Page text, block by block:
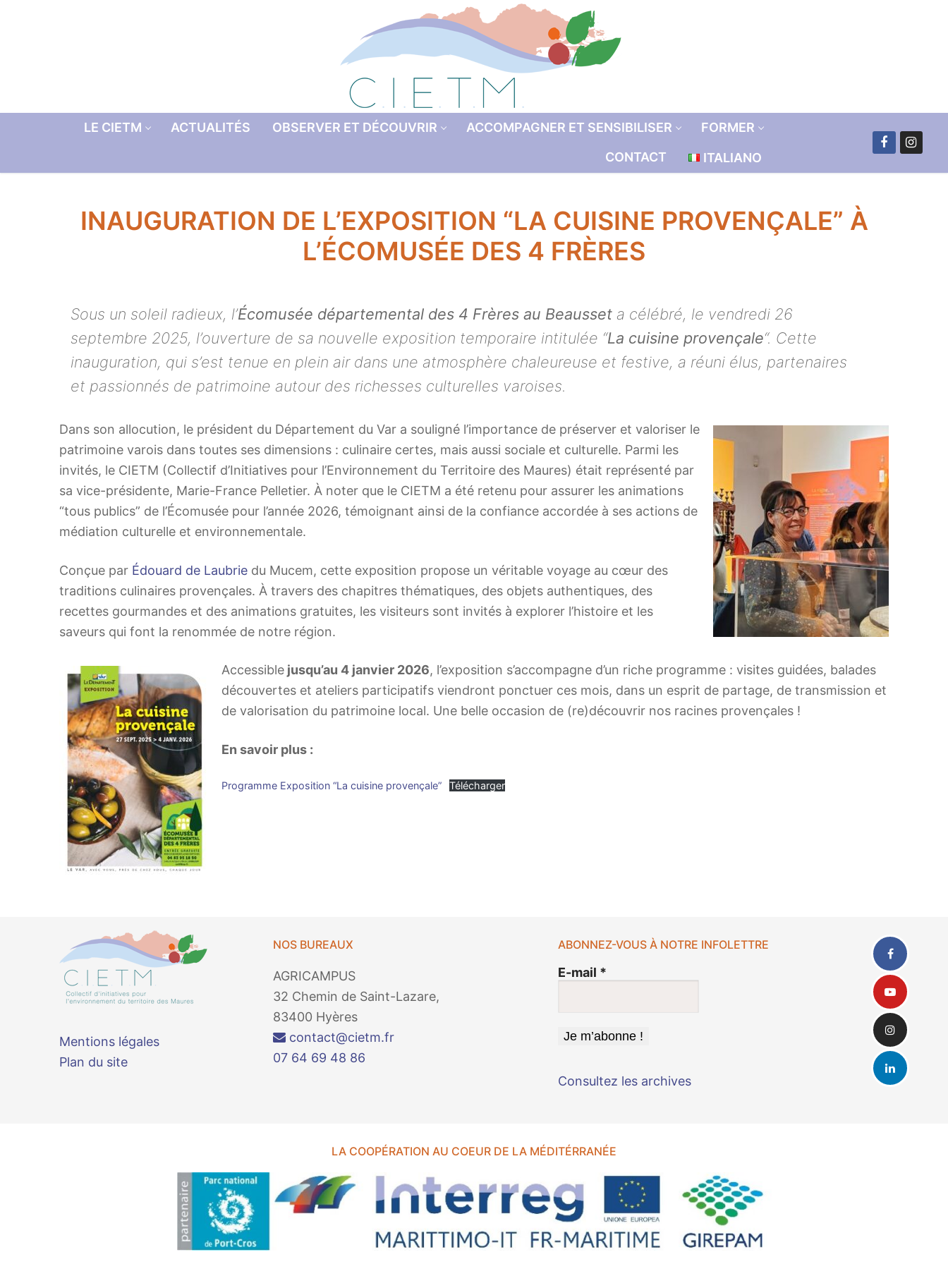
LE CIETM ACTUALITÉS OBSERVER ET DÉCOUVRIR ACCOMPAGNER ET SENSIBILISER
FORMER
CONTACT
ITALIANO
INAUGURATION DE L’EXPOSITION “LA CUISINE PROVENÇALE” À
L’ÉCOMUSÉE DES 4 FRÈRES
Sous un soleil radieux, l’Écomusée départemental des 4 Frères au Beausset a célébré, le vendredi 26
septembre 2025, l’ouverture de sa nouvelle exposition temporaire intitulée “La cuisine provençale“. Cette
inauguration, qui s’est tenue en plein air dans une atmosphère chaleureuse et festive, a réuni élus, partenaires
et passionnés de patrimoine autour des richesses culturelles varoises.
Dans son allocution, le président du Département du Var a souligné l’importance de préserver et valoriser le
patrimoine varois dans toutes ses dimensions : culinaire certes, mais aussi sociale et culturelle. Parmi les
invités, le CIETM (Collectif d’Initiatives pour l’Environnement du Territoire des Maures) était représenté par
sa vice-présidente, Marie-France Pelletier. À noter que le CIETM a été retenu pour assurer les animations
“tous publics” de l’Écomusée pour l’année 2026, témoignant ainsi de la confiance accordée à ses actions de
médiation culturelle et environnementale.
Conçue par Édouard de Laubrie du Mucem, cette exposition propose un véritable voyage au cœur des
traditions culinaires provençales. À travers des chapitres thématiques, des objets authentiques, des
recettes gourmandes et des animations gratuites, les visiteurs sont invités à explorer l’histoire et les
saveurs qui font la renommée de notre région.
Accessible jusqu’au 4 janvier 2026, l’exposition s’accompagne d’un riche programme : visites guidées, balades
découvertes et ateliers participatifs viendront ponctuer ces mois, dans un esprit de partage, de transmission et
de valorisation du patrimoine local. Une belle occasion de (re)découvrir nos racines provençales !
En savoir plus :
Programme Exposition “La cuisine provençale” Télécharger
Mentions légales
Plan du site
NOS BUREAUX
AGRICAMPUS
32 Chemin de Saint-Lazare,
83400 Hyères
contact@cietm.fr
07 64 69 48 86
ABONNEZ-VOUS À NOTRE INFOLETTRE
E-mail *
Consultez les archives
LA COOPÉRATION AU COEUR DE LA MÉDITÉRRANÉE